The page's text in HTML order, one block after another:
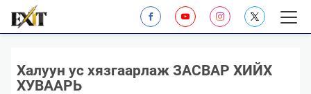
Халуун ус хязгаарлаж ЗАСВАР ХИЙХ
ХУВААРЬ